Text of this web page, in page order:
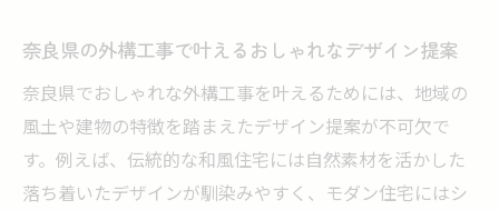
奈良県の外構工事で叶えるおしゃれなデザイン提案
奈良県でおしゃれな外構工事を叶えるためには、地域の
風土や建物の特徴を踏まえたデザイン提案が不可欠で
す。例えば、伝統的な和風住宅には自然素材を活かした
落ち着いたデザインが馴染みやすく、モダン住宅にはシ